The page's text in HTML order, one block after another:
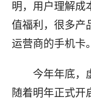
明，用户理解成
值福利，很多产
运营商的手机卡。
今年年底，虚
随着明年正式开